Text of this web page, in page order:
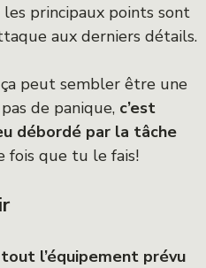
principaux points sont
aux derniers détails.
peut sembler être une
de panique, c’est
débordé par la tâche
fois que tu le fais!
l’équipement prévu